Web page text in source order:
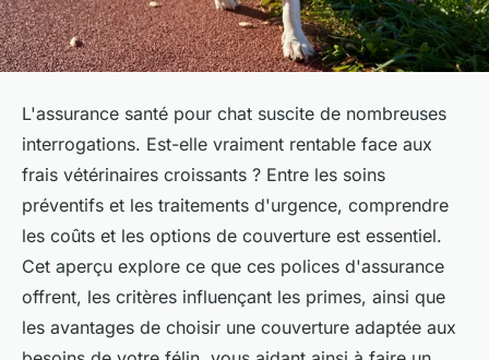
L'assurance santé pour chat suscite de nombreuses
interrogations. Est-elle vraiment rentable face aux
frais vétérinaires croissants ? Entre les soins
préventifs et les traitements d'urgence, comprendre
les coûts et les options de couverture est essentiel.
Cet aperçu explore ce que ces polices d'assurance
offrent, les critères influençant les primes, ainsi que
les avantages de choisir une couverture adaptée aux